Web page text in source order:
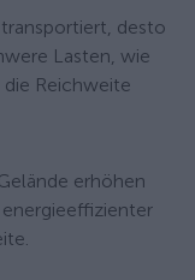
desto
Lasten, wie
die Reichweite
erhöhen
energieeffizienter